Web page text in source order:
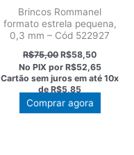
Brincos Rommanel
formato estrela pequena,
0,3 mm – Cód 522927
R$75,00O
preço
original
era:
R$75,00.
R$58,50O
preço
atual
é:
No PIX por R$52,65
Cartão sem juros em até10x
de R$5,85
Comprar agora